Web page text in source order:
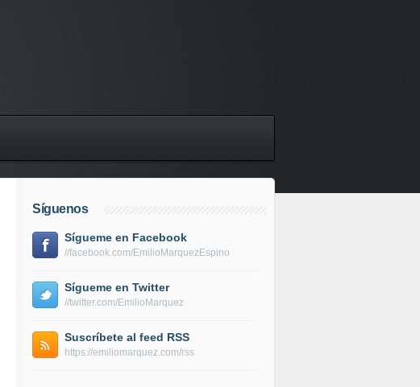
Síguenos
Sígueme en Facebook
//facebook.com/EmilioMarquezEspino
Sígueme en Twitter
//twitter.com/EmilioMarquez
Suscríbete al feed RSS
https://emiliomarquez.com/rss